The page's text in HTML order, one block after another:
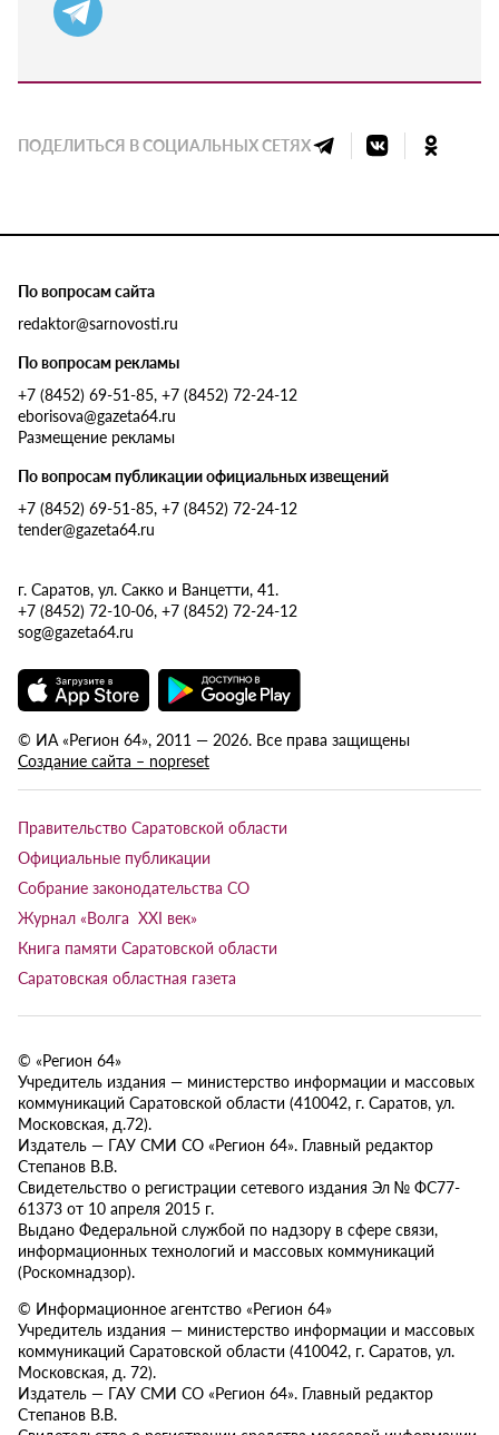
ПОДЕЛИТЬСЯ В СОЦИАЛЬНЫХ СЕТЯХ
По вопросам сайта
redaktor@sarnovosti.ru
По вопросам рекламы
+7 (8452) 69-51-85, +7 (8452) 72-24-12
eborisova@gazeta64.ru
Размещение рекламы
По вопросам публикации официальных извещений
+7 (8452) 69-51-85, +7 (8452) 72-24-12
tender@gazeta64.ru
г. Саратов, ул. Сакко и Ванцетти, 41.
+7 (8452) 72-10-06, +7 (8452) 72-24-12
sog@gazeta64.ru
© ИА «Регион 64», 2011 — 2026. Все права защищены
Создание сайта – nopreset
Правительство Саратовской области
Официальные публикации
Собрание законодательства СО
Журнал «Волга XXI век»
Книга памяти Саратовской области
Саратовская областная газета
© «Регион 64»
Учредитель издания — министерство информации и массовых
коммуникаций Саратовской области (410042, г. Саратов, ул.
Московская, д.72).
Издатель — ГАУ СМИ СО «Регион 64». Главный редактор
Степанов В.В.
Свидетельство о регистрации сетевого издания Эл № ФС77-
61373 от 10 апреля 2015 г.
Выдано Федеральной службой по надзору в сфере связи,
информационных технологий и массовых коммуникаций
(Роскомнадзор).
© Информационное агентство «Регион 64»
Учредитель издания — министерство информации и массовых
коммуникаций Саратовской области (410042, г. Саратов, ул.
Московская, д. 72).
Издатель — ГАУ СМИ СО «Регион 64». Главный редактор
Степанов В.В.